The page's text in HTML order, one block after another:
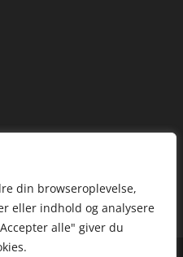
din browseroplevelse,
eller indhold og analysere
alle" giver du